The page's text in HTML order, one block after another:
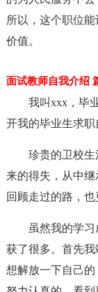
所以，这个职位
价值。
面试教师自我介绍
我叫xxx，毕
开我的毕业生求职
珍贵的卫校
来的得失，从中
回顾走过的路，也
虽然我的学
获了很多。首先
想解放一下自己